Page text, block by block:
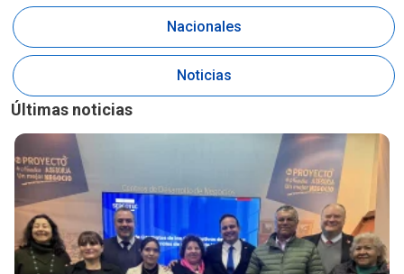
Nacionales
Noticias
Últimas noticias